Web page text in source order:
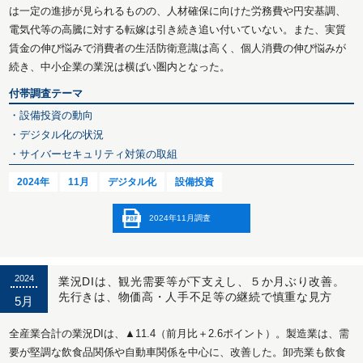
は一定の進捗が見られるものの、人材確保に向けた労務費や円安基調、
電気代等の高騰に対する転嫁は引き続き追い付いていない。また、実質
賃金の伸び悩みで消費者の生活防衛意識は高く、個人消費の伸び悩みが
続き、中小企業の業況は横ばい圏内となった。
付帯調査テーマ
・設備投資の動向
・デジタル化の状況
・サイバーセキュリティ対策の取組
2024年 11月 デジタル化 設備投資
2024年11月調査
2024
5月
業況DIは、観光需要等が下支えし、５か月ぶり改善。
先行きは、物価高・人手不足等の継続で慎重な見方
全産業合計の業況DIは、▲11.4（前月比＋2.6ポイント）。製造業は、需
要が堅調な飲食品関係や自動車関係を中心に、改善した。卸売業も飲食